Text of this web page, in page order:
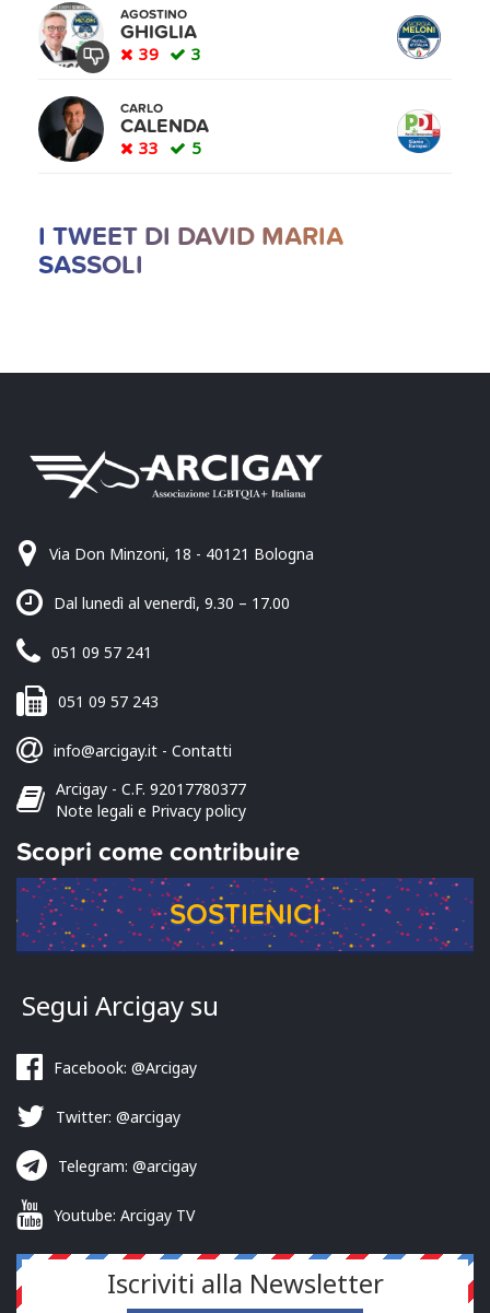
AGOSTINO
GHIGLIA
39 3
CARLO
CALENDA
33 5
I TWEET DI DAVID MARIA
SASSOLI
Via Don Minzoni, 18 - 40121 Bologna
Dal lunedì al venerdì, 9.30 – 17.00
051 09 57 241
051 09 57 243
info@arcigay.it - Contatti
Arcigay - C.F. 92017780377
Note legali e Privacy policy
Scopri come contribuire
SOSTIENICI
Segui Arcigay su
Facebook: @Arcigay
Twitter: @arcigay
Telegram: @arcigay
Youtube: Arcigay TV
Iscriviti alla Newsletter